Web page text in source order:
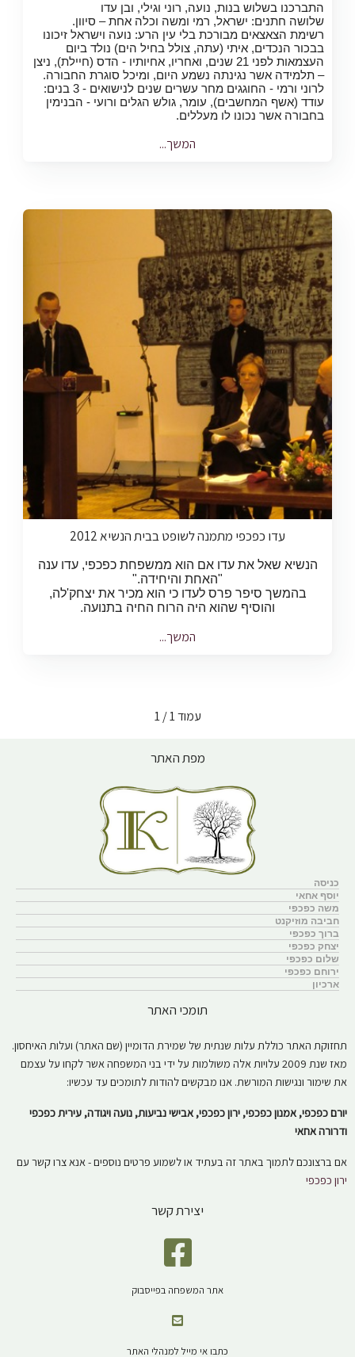
התברכנו בשלוש בנות, נועה, רוני וגילי, ובן עדו
שלושה חתנים: ישראל, רמי ומשה וכלה אחת – סיוון.
רשימת הצאצאים מבורכת בלי עין הרע: נועה וישראל זיכונו
בבכור הנכדים, איתי (עתה, צולל בחיל הים) נולד ביום
העצמאות לפני 21 שנים, ואחריו, אחיותיו - הדס (חיילת), ניצן
– תלמידה אשר נגינתה נשמע היום, ומיכל סוגרת החבורה.
לרוני ורמי - החוגגים מחר עשרים שנים לנישואים - 3 בנים:
עודד (אשף המחשבים), עומר, גולש הגלים ורועי - הבנימין
בחבורה אשר נכונו לו מעללים.
המשך...
עדו כפכפי מתמנה לשופט בבית הנשיא 2012
הנשיא שאל את עדו אם הוא ממשפחת כפכפי, עדו ענה
"האחת והיחידה."
בהמשך סיפר פרס לעדו כי הוא מכיר את יצחק'לה,
והוסיף שהוא היה הרוח החיה בתנועה.
המשך...
עמוד1 / 1
מפת האתר
כניסה
יוסף אחאי
משה כפכפי
חביבה מוזיקנט
ברוך כפכפי
יצחק כפכפי
שלום כפכפי
ירוחם כפכפי
ארכיון
תומכי האתר
תחזוקת האתר כוללת עלות שנתית של שמירת הדומיין (שם האתר) ועלות האיחסון.
מאז שנת 2009 עלויות אלה משולמות על ידי בני המשפחה אשר לקחו על עצמם
את שימור ונגישות המורשת. אנו מבקשים להודות לתומכים עד עכשיו:
יורם כפכפי, אמנון כפכפי, ירון כפכפי, אבישי נביעות, נועה ויגודה, עירית כפכפי
ודרורה אחאי
אם ברצונכם לתמוך באתר זה בעתיד או לשמוע פרטים נוספים - אנא צרו קשר עם
ירון כפכפי
יצירת קשר
אתר המשפחה בפייסבוק
כתבו אי מייל למנהלי האתר